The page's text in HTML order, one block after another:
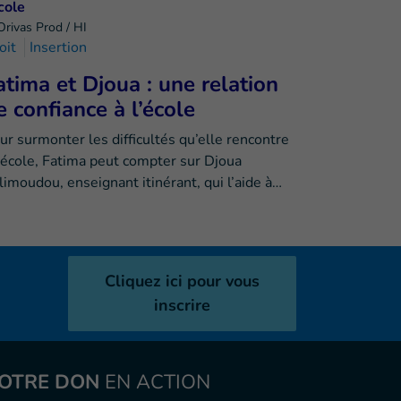
Prod / HI
Insertion
et Djoua : une relation
confiance à l’école
surmonter les difficultés qu’elle rencontre
Fatima peut compter sur Djoua
enseignant itinérant, qui l’aide à…
Cliquez ici pour vous
inscrire
DON EN ACTION